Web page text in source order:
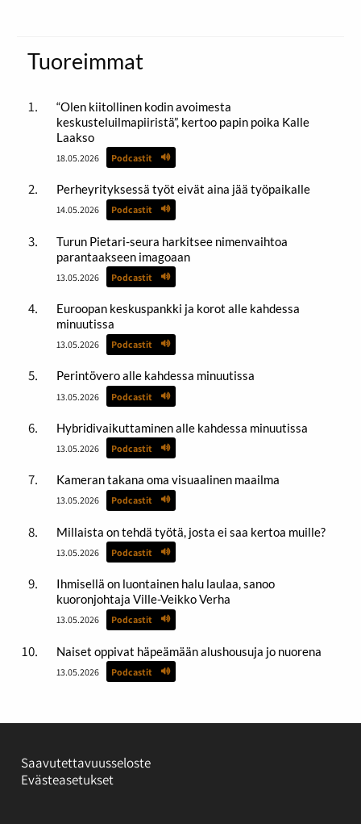
Tuoreimmat
“Olen kiitollinen kodin avoimesta
keskusteluilmapiiristä”, kertoo papin poika Kalle
Laakso
18.05.2026 Podcastit
Perheyrityksessä työt eivät aina jää työpaikalle
14.05.2026 Podcastit
Turun Pietari-seura harkitsee nimenvaihtoa
parantaakseen imagoaan
13.05.2026 Podcastit
Euroopan keskuspankki ja korot alle kahdessa
minuutissa
13.05.2026 Podcastit
Perintövero alle kahdessa minuutissa
13.05.2026 Podcastit
Hybridivaikuttaminen alle kahdessa minuutissa
13.05.2026 Podcastit
Kameran takana oma visuaalinen maailma
13.05.2026 Podcastit
Millaista on tehdä työtä, josta ei saa kertoa muille?
13.05.2026 Podcastit
Ihmisellä on luontainen halu laulaa, sanoo
kuoronjohtaja Ville-Veikko Verha
13.05.2026 Podcastit
Naiset oppivat häpeämään alushousuja jo nuorena
13.05.2026 Podcastit
Saavutettavuusseloste
Evästeasetukset